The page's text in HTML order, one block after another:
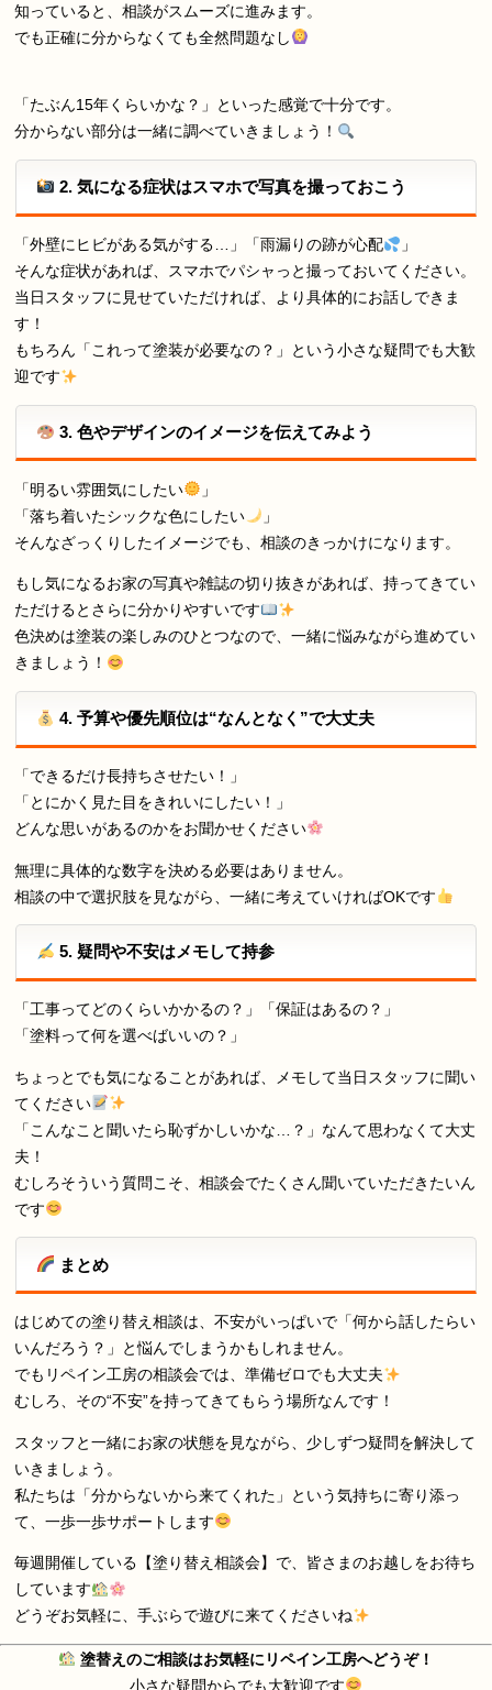
知っていると、相談がスムーズに進みます。
でも正確に分からなくても全然問題なし
「たぶん15年くらいかな？」といった感覚で十分です。
分からない部分は一緒に調べていきましょう！
2. 気になる症状はスマホで写真を撮っておこう
「外壁にヒビがある気がする…」「雨漏りの跡が心配
」
そんな症状があれば、スマホでパシャっと撮っておいてください。
当日スタッフに見せていただければ、より具体的にお話しできま
す！
もちろん「これって塗装が必要なの？」という小さな疑問でも大歓
迎です
3. 色やデザインのイメージを伝えてみよう
「明るい雰囲気にしたい
」
「落ち着いたシックな色にしたい
」
そんなざっくりしたイメージでも、相談のきっかけになります。
もし気になるお家の写真や雑誌の切り抜きがあれば、持ってきてい
ただけるとさらに分かりやすいです
色決めは塗装の楽しみのひとつなので、一緒に悩みながら進めてい
きましょう！
4. 予算や優先順位は“なんとなく”で大丈夫
「できるだけ長持ちさせたい！」
「とにかく見た目をきれいにしたい！」
どんな思いがあるのかをお聞かせください
無理に具体的な数字を決める必要はありません。
相談の中で選択肢を見ながら、一緒に考えていければOKです
5. 疑問や不安はメモして持参
「工事ってどのくらいかかるの？」「保証はあるの？」
「塗料って何を選べばいいの？」
ちょっとでも気になることがあれば、メモして当日スタッフに聞い
てください
「こんなこと聞いたら恥ずかしいかな…？」なんて思わなくて大丈
夫！
むしろそういう質問こそ、相談会でたくさん聞いていただきたいん
です
まとめ
はじめての塗り替え相談は、不安がいっぱいで「何から話したらい
いんだろう？」と悩んでしまうかもしれません。
でもリペイン工房の相談会では、準備ゼロでも大丈夫
むしろ、その“不安”を持ってきてもらう場所なんです！
スタッフと一緒にお家の状態を見ながら、少しずつ疑問を解決して
いきましょう。
私たちは「分からないから来てくれた」という気持ちに寄り添っ
て、一歩一歩サポートします
毎週開催している【塗り替え相談会】で、皆さまのお越しをお待ち
しています
どうぞお気軽に、手ぶらで遊びに来てくださいね
塗替えのご相談はお気軽にリペイン工房へどうぞ！
小さな疑問からでも大歓迎です